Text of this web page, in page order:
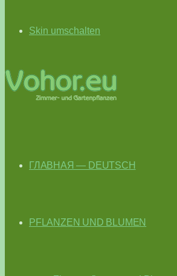
Skin umschalten
ГЛАВНАЯ — DEUTSCH
PFLANZEN UND BLUMEN